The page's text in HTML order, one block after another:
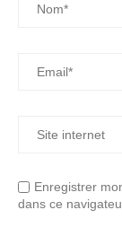
Enregistrer
dans ce